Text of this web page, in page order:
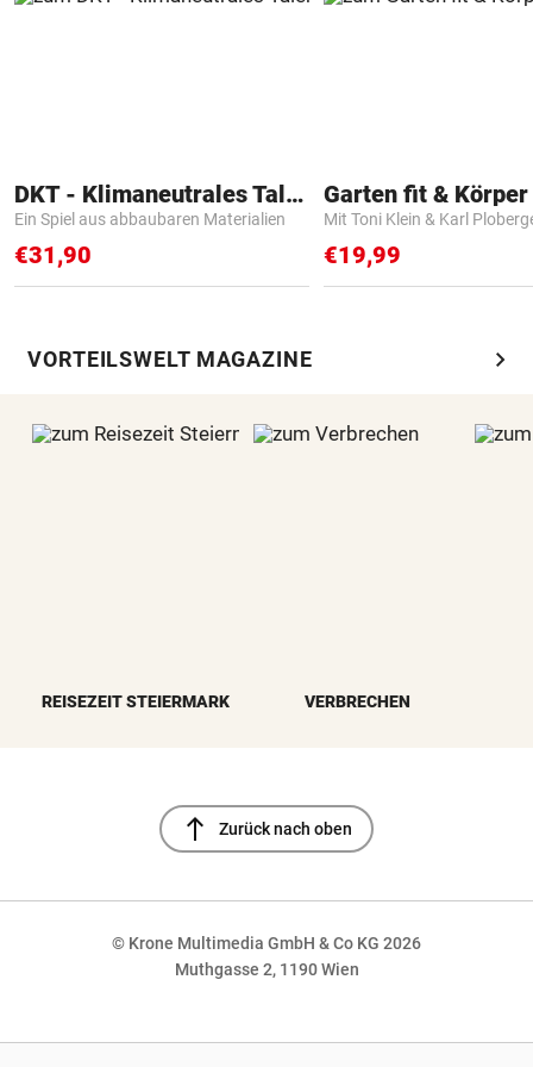
DKT - Klimaneutrales Talent
Ein Spiel aus abbaubaren Materialien
€31,90
Garten fit &
Mit Toni Klein & Karl
€19,99
VORTEILSWELT MAGAZINE chevron_right
REISEZEIT STEIERMARK VERBRECHEN
north Zurück nach oben
© Krone Multimedia GmbH & Co KG 2026
Muthgasse 2, 1190 Wien
NaN%